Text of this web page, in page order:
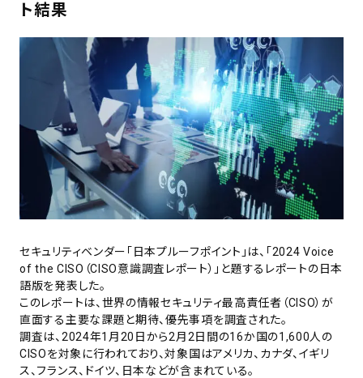
ト結果
セキュリティベンダー「日本プルーフポイント」は、「2024 Voice
of the CISO（CISO意識調査レポート）」と題するレポートの日本
語版を発表した。
このレポートは、世界の情報セキュリティ最高責任者（CISO）が
直面する主要な課題と期待、優先事項を調査された。
調査は、2024年1月20日から2月2日間の16か国の1,600人の
CISOを対象に行われており、対象国はアメリカ、カナダ、イギリ
ス、フランス、ドイツ、日本などが含まれている。